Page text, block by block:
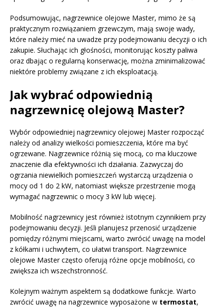
Podsumowując, nagrzewnice olejowe Master, mimo że są
praktycznym rozwiązaniem grzewczym, mają swoje wady,
które należy mieć na uwadze przy podejmowaniu decyzji o ich
zakupie. Słuchając ich głośności, monitorując koszty paliwa
oraz dbając o regularną konserwację, można zminimalizować
niektóre problemy związane z ich eksploatacją.
Jak wybrać odpowiednią
nagrzewnicę olejową Master?
Wybór odpowiedniej nagrzewnicy olejowej Master rozpocząć
należy od analizy wielkości pomieszczenia, które ma być
ogrzewane. Nagrzewnice różnią się mocą, co ma kluczowe
znaczenie dla efektywności ich działania. Zazwyczaj do
ogrzania niewielkich pomieszczeń wystarczą urządzenia o
mocy od 1 do 2 kW, natomiast większe przestrzenie mogą
wymagać nagrzewnic o mocy 3 kW lub więcej.
Mobilność nagrzewnicy jest również istotnym czynnikiem przy
podejmowaniu decyzji. Jeśli planujesz przenosić urządzenie
pomiędzy różnymi miejscami, warto zwrócić uwagę na model
z kółkami i uchwytem, co ułatwi transport. Nagrzewnice
olejowe Master często oferują różne opcje mobilności, co
zwiększa ich wszechstronność.
Kolejnym ważnym aspektem są dodatkowe funkcje. Warto
zwrócić uwagę na nagrzewnice wyposażone w termostat,